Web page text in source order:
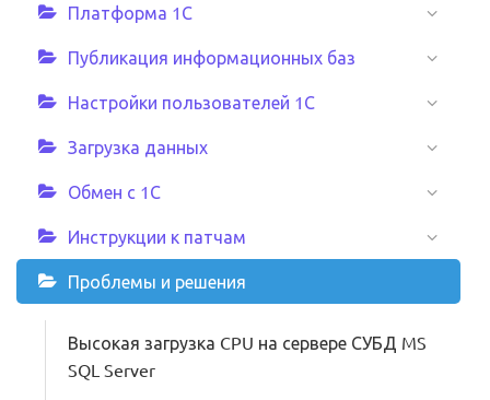
Платформа 1С
Публикация информационных баз
Настройки пользователей 1С
Загрузка данных
Обмен с 1С
Инструкции к патчам
Проблемы и решения
Высокая загрузка CPU на сервере СУБД MS
SQL Server